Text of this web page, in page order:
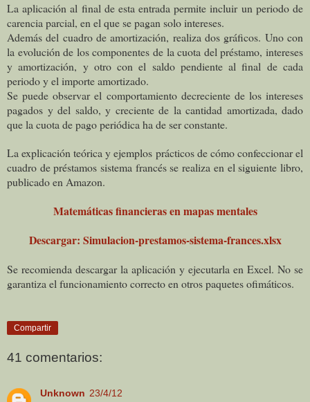
La aplicación al final de esta entrada permite incluir un periodo de
carencia parcial, en el que se pagan solo intereses.
Además del cuadro de amortización, realiza dos gráficos. Uno con
la evolución de los componentes de la cuota del préstamo, intereses
y amortización, y otro con el saldo pendiente al final de cada
periodo y el importe amortizado.
Se puede observar el comportamiento decreciente de los intereses
pagados y del saldo, y creciente de la cantidad amortizada, dado
que la cuota de pago periódica ha de ser constante.
La explicación teórica y ejemplos prácticos de cómo confeccionar el
cuadro de préstamos sistema francés se realiza en el siguiente libro,
publicado en Amazon.
Matemáticas financieras en mapas mentales
Descargar: Simulacion-prestamos-sistema-frances.xlsx
Se recomienda descargar la aplicación y ejecutarla en Excel. No se
garantiza el funcionamiento correcto en otros paquetes ofimáticos.
Compartir
41 comentarios:
Unknown 23/4/12